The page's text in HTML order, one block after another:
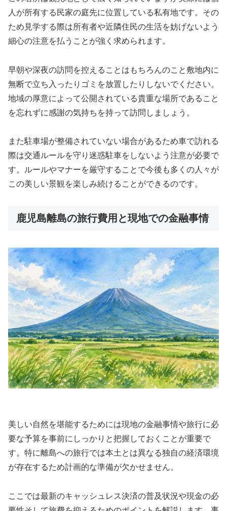
人が所有する民家の庭先に位置している私有地です。その
ため見学する際は所有者や近隣住民の生活を妨げないよう
細心の注意を払うことが強く求められます。
早朝や深夜の訪問を控えることはもちろんのこと敷地内に
無断で立ち入ったりゴミを放置したりしないでください。
地域の厚意によって公開されている貴重な場所であること
を忘れずに感謝の気持ちを持って訪問しましょう。
また駐車場が整備されていない場合があるため車で訪れる
際は交通ルールを守り迷惑駐車をしないよう注意が必要で
す。ルールやマナーを厳守することで今後も多くの人々が
この美しい景観を楽しみ続けることができるのです。
鹿児島離島の旅行費用と現地での金融事情
美しい自然を堪能するためには現地の金融事情や旅行に必
要な予算を事前にしっかりと把握しておくことが重要で
す。特に離島への旅行では本土とは異なる独自の経済環境
が存在するため計画的な準備が欠かせません。
ここでは最新のキャッシュレス決済の普及状況や現金の必